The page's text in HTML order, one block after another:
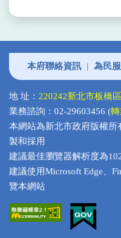
本府聯絡資訊 | 為民
地 址： 220242新北市板橋
業務諮詢：02-29603456 (
本網站為新北市政府版權
製和採用
建議最佳瀏覽器解析度為
建議使用Microsoft Edge、
覽本網站